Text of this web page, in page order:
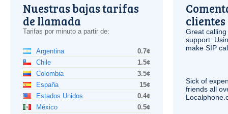
Nuestras bajas tarifas
de llamada
Tarifas por minuto a partir de:
Argentina
0.7¢
Chile
1.5¢
Colombia
3.5¢
España
15¢
Estados Unidos
0.4¢
México
0.5¢
clientes
Great
support.
make SIP
Sick of
friends all